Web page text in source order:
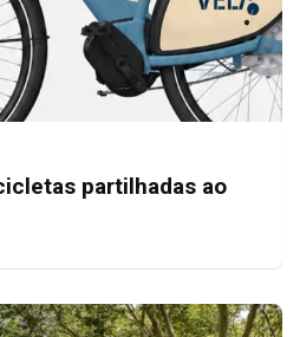
partilhadas ao